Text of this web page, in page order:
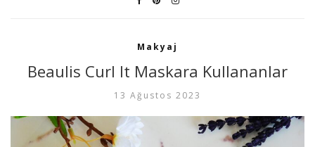
Makyaj
Beaulis Curl It Maskara Kullananlar
13 Ağustos 2023